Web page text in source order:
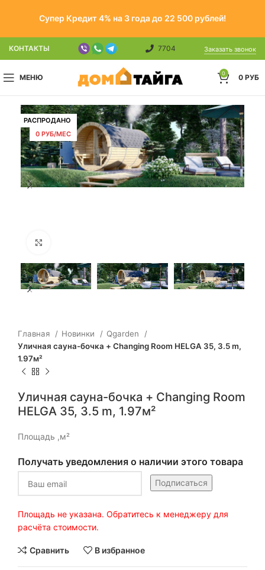
Супер Кредит 4% на 3 года до 22 500 рублей!
КОНТАКТЫ 7704 Заказать звонок
МЕНЮ 0 0 РУБ
РАСПРОДАНО
0 РУБ/МЕС
Главная Новинки
Qgarden
Уличная сауна-бочка + Changing Room HELGA 35, 3.5 m,
1.97м²
Уличная сауна-бочка + Changing Room
HELGA 35, 3.5 m, 1.97м²
Площадь ,м²
Получать уведомления о наличии этого товара
Подписаться
Площадь не указана. Обратитесь к менеджеру для
расчёта стоимости.
Сравнить В избранное